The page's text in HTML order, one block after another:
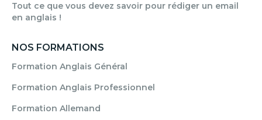
Tout ce que vous devez savoir pour rédiger un email
en anglais !
NOS FORMATIONS
Formation Anglais Général
Formation Anglais Professionnel
Formation Allemand